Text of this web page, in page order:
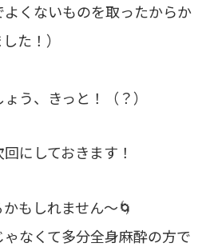
よくないものを取ったからか
た！）
う、きっと！（？）
にしておきます！
もしれません～🌀
なくて多分全身麻酔の方で